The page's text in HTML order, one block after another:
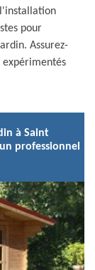
pour
Assurez-
expérimentés
à Saint
professionnel